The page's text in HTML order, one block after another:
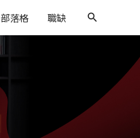
部落格 職缺
搜
尋